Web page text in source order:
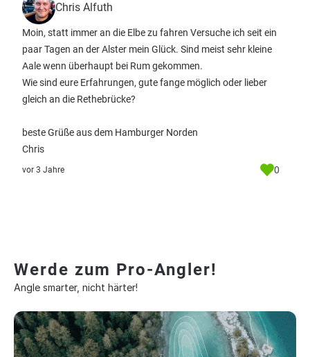
Chris Alfuth
Moin, statt immer an die Elbe zu fahren Versuche ich seit ein
paar Tagen an der Alster mein Glück. Sind meist sehr kleine
Aale wenn überhaupt bei Rum gekommen.
Wie sind eure Erfahrungen, gute fange möglich oder lieber
gleich an die Rethebrücke?
beste Grüße aus dem Hamburger Norden
Chris
vor 3 Jahre 0
Werde zum Pro-Angler!
Angle smarter, nicht härter!